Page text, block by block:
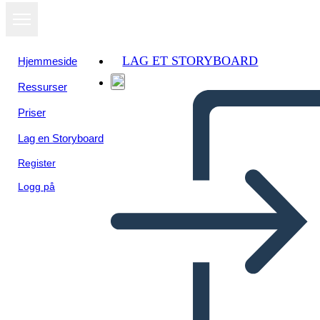
Hjemmeside
Ressurser
Priser
Lag en Storyboard
Register
Logg på
LAG ET STORYBOARD
Vis som
lysbildefremvisning